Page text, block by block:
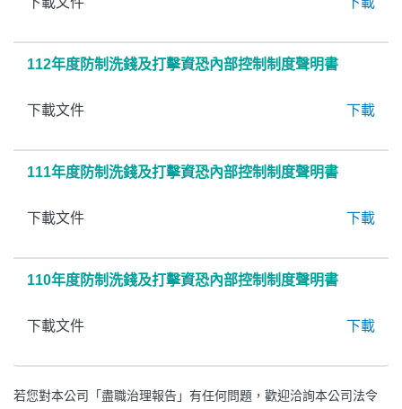
112年度防制洗錢及打擊資恐內部控制制度聲明書
下載文件 下載
111年度防制洗錢及打擊資恐內部控制制度聲明書
下載文件 下載
110年度防制洗錢及打擊資恐內部控制制度聲明書
下載文件 下載
若您對本公司「盡職治理報告」有任何問題，歡迎洽詢本公司法令